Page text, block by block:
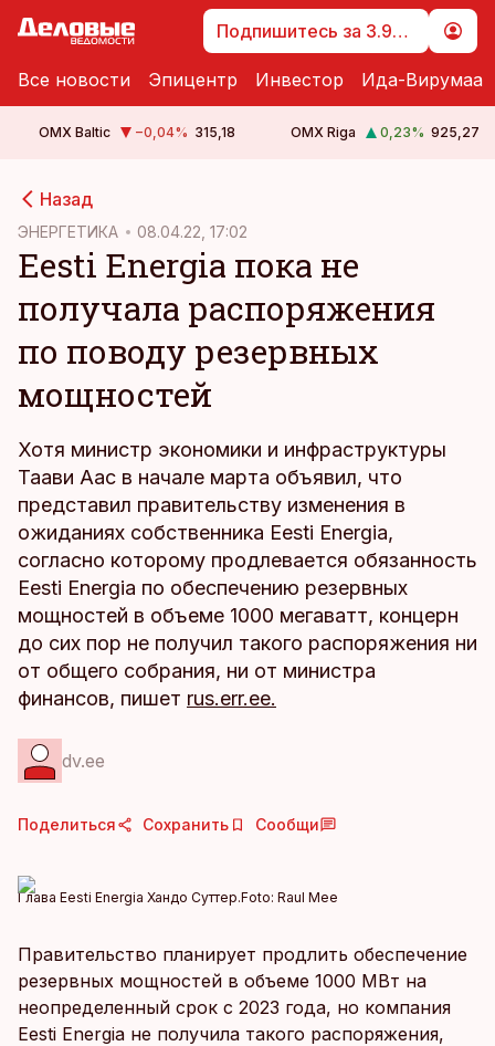
Подпишитесь за 3.99 €
Все новости Эпицентр Инвестор Ида-Вирумаа
OMX Baltic −0,04% 315,18 OMX Riga 0,23% 925,27
Назад
ЭНЕРГЕТИКА 08.04.22, 17:02
Eesti Energia пока не
получала распоряжения
по поводу резервных
мощностей
Хотя министр экономики и инфраструктуры
Таави Аас в начале марта объявил, что
представил правительству изменения в
ожиданиях собственника Eesti Energia,
согласно которому продлевается обязанность
Eesti Energia по обеспечению резервных
мощностей в объеме 1000 мегаватт, концерн
до сих пор не получил такого распоряжения ни
от общего собрания, ни от министра
финансов, пишет rus.err.ee.
dv.ee
Поделиться Сохранить Сообщи
Глава Eesti Energia Хандо Суттер.Foto: Raul Mee
Правительство планирует продлить обеспечение
резервных мощностей в объеме 1000 МВт на
неопределенный срок с 2023 года, но компания
Eesti Energia не получила такого распоряжения,